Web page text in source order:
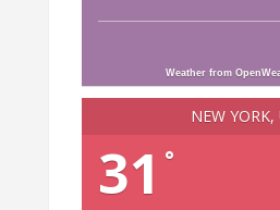
Weather from
NEW YORK,
31 °